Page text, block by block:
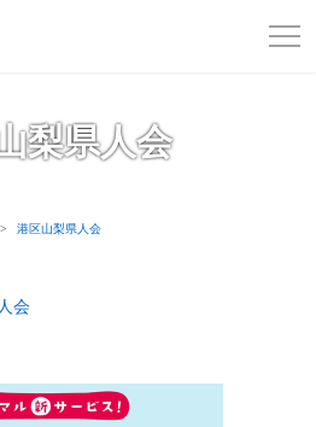
梨県人会
港区山梨県人会
会